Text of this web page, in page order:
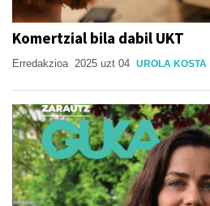
Komertzial bila dabil UKT
Erredakzioa 2025 uzt 04 UROLA KOSTA